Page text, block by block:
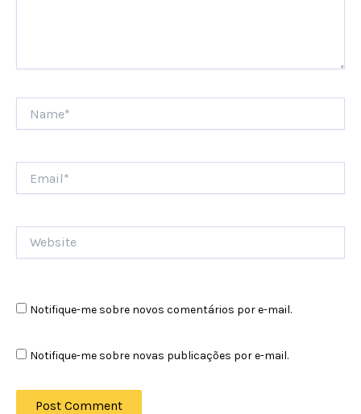
Notifique-me sobre novos comentários por e-mail.
Notifique-me sobre novas publicações por e-mail.